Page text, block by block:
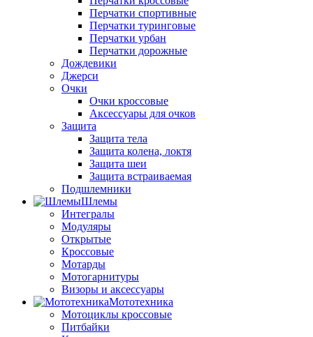
Перчатки спортивные
Перчатки туринговые
Перчатки урбан
Перчатки дорожные
Дождевики
Джерси
Очки
Очки кроссовые
Аксессуары для очков
Защита
Защита тела
Защита колена, локтя
Защита шеи
Защита встраиваемая
Подшлемники
Шлемы
Интегралы
Модуляры
Открытые
Кроссовые
Мотарды
Мотогарнитуры
Визоры и аксессуары
Мототехника
Мотоциклы кроссовые
Питбайки